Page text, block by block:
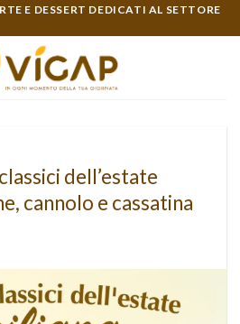
E DESSERT DEDICATI AL SETTORE
dell’estate
cannolo e cassatina